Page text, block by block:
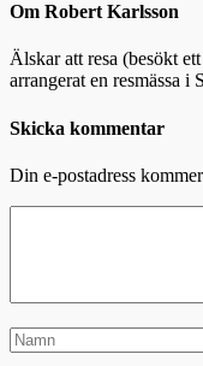
Om Robert Karlsson
Älskar att resa (besökt
arrangerat en resmässa
Skicka kommentar
Din e-postadress